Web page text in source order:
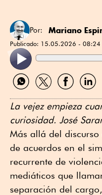
Por: Mariano
Publicado: 15.05.2026 - 08:24
Compartir
por
Compartir
por
Compartir
por
por
La vejez empieza
curiosidad. José
Más allá del
de acuerdos en el
recurrente de
mediáticos que
separación del